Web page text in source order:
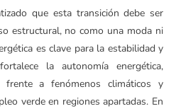
que esta transición debe ser
estructural, no como una moda ni
es clave para la estabilidad y
la autonomía energética,
frente a fenómenos climáticos y
verde en regiones apartadas. En